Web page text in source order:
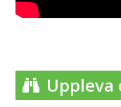
Uppleva